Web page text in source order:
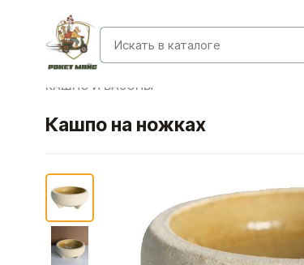
КАШПО И ВАЗОНЫ
Кашпо на ножках